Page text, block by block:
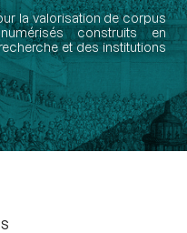
la valorisation de corpus
construits en
et des institutions